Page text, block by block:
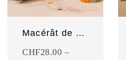
Macérât de calendula
CHF28.00 –